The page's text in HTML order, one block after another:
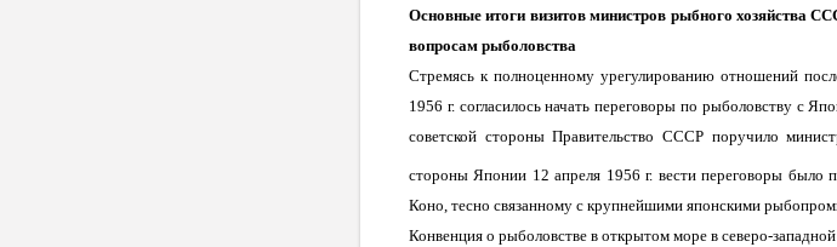
Основные итоги визитов министров рыбного хозяйства
вопросам рыболовства
Стремясь к полноценному урегулированию отношений
1956 г. согласилось начать переговоры по рыболовству с
советской стороны Правительство СССР поручило
стороны Японии 12 апреля 1956 г. вести переговоры было
Коно, тесно связанному с крупнейшими японскими
Конвенция о рыболовстве в открытом море в северо-